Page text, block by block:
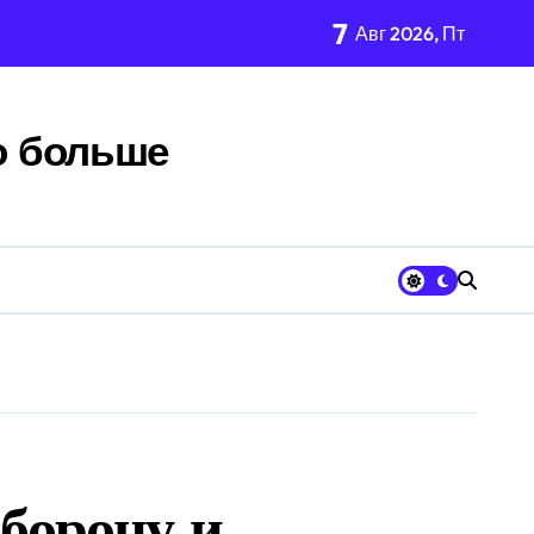
под вопросом
7 Авг 2026, Пт
больше